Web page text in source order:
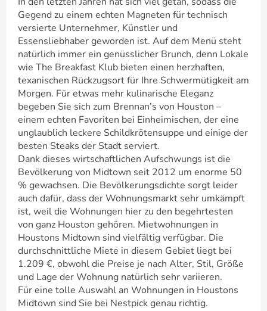
Gegend zu einem echten Magneten für technisch
versierte Unternehmer, Künstler und
Essensliebhaber geworden ist. Auf dem Menü steht
natürlich immer ein genüsslicher Brunch, denn Lokale
wie The Breakfast Klub bieten einen herzhaften,
texanischen Rückzugsort für Ihre Schwermütigkeit am
Morgen. Für etwas mehr kulinarische Eleganz
begeben Sie sich zum Brennan’s von Houston –
einem echten Favoriten bei Einheimischen, der eine
unglaublich leckere Schildkrötensuppe und einige der
besten Steaks der Stadt serviert.
Dank dieses wirtschaftlichen Aufschwungs ist die
Bevölkerung von Midtown seit 2012 um enorme 50
% gewachsen. Die Bevölkerungsdichte sorgt leider
auch dafür, dass der Wohnungsmarkt sehr umkämpft
ist, weil die Wohnungen hier zu den begehrtesten
von ganz Houston gehören. Mietwohnungen in
Houstons Midtown sind vielfältig verfügbar. Die
durchschnittliche Miete in diesem Gebiet liegt bei
1.209 €, obwohl die Preise je nach Alter, Stil, Größe
und Lage der Wohnung natürlich sehr variieren.
Für eine tolle Auswahl an Wohnungen in Houstons
Midtown sind Sie bei Nestpick genau richtig.